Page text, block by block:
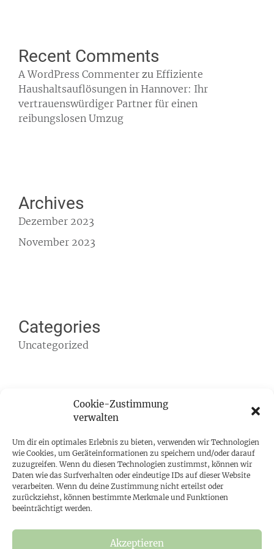
Cookie-Zustimmung
verwalten
Um dir ein optimales Erlebnis zu bieten, verwenden wir Technologien
wie Cookies, um Geräteinformationen zu speichern und/oder darauf
zuzugreifen. Wenn du diesen Technologien zustimmst, können wir
Daten wie das Surfverhalten oder eindeutige IDs auf dieser Website
verarbeiten. Wenn du deine Zustimmung nicht erteilst oder
zurückziehst, können bestimmte Merkmale und Funktionen
beeinträchtigt werden.
Akzeptieren
Recent Comments
A WordPress Commenter zu Effiziente
Haushaltsauflösungen in Hannover: Ihr
vertrauenswürdiger Partner für einen
reibungslosen Umzug
Archives
Dezember 2023
November 2023
Categories
Uncategorized
Rechtliches
Datenschutz